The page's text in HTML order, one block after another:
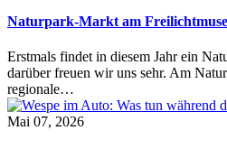
Naturpark-Markt am
Erstmals findet in diesem Jahr ein
darüber freuen wir uns sehr. Am
regionale…
Mai 07, 2026